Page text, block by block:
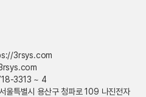
3rsys.com
3313 ~ 4
울특별시 용산구 청파로 109 나진전자